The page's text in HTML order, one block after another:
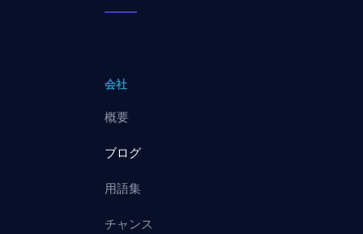
会社
概要
ブログ
用語集
チャンス